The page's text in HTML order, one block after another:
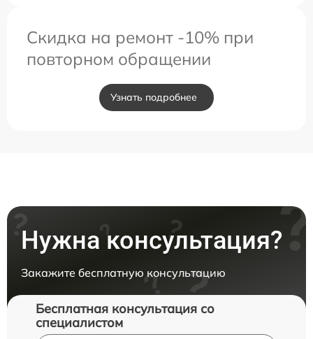
Скидка на ремонт -10% при
повторном обращении
Узнать подробнее
Нужна консультация?
Закажите бесплатную консультацию
Бесплатная консультация со
специалистом